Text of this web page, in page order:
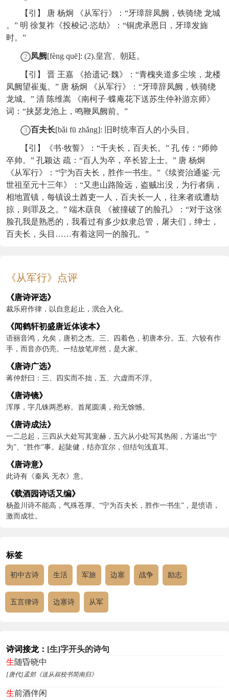
【引】 唐 杨炯 《从军行》：“牙璋辞凤阙，铁骑绕 龙城
。” 明 徐复祚《投梭记·恣劫》：“铜虎承恩日，牙璋发旆
时。”
2 凤阙[fèng quē]: (2).皇宫、朝廷。
【引】 晋 王嘉 《拾遗记·魏》：“青槐夹道多尘埃，龙楼
凤阙望崔嵬。” 唐 杨炯 《从军行》：“牙璋辞凤阙，铁骑绕
龙城。” 清 陈维嵩 《南柯子·蝶庵花下送苏生仲补游京师》
词：“挟瑟龙池上，鸣鞭凤阙前。”
3 百夫长[bǎi fū zhǎng]: 旧时统率百人的小头目。
【引】《书·牧誓》：“千夫长，百夫长。” 孔 传：“师帅
卒帅。” 孔颖达 疏：“百人为卒，卒长皆上士。” 唐 杨炯
《从军行》：“宁为百夫长，胜作一书生。”《续资治通鉴·元
世祖至元十三年》：“又患山路险远，盗贼出没，为行者病，
相地置镇，每镇设土酋吏一人，百夫长一人，往来者或遭劫
掠，则罪及之。” 端木蕻良 《被撞破了的脸孔》：“对于这张
脸孔我是熟悉的，我看过有多少奴隶总管，屠夫们，绅士，
百夫长，头目……有着这同一的脸孔。”
《从军行》点评
《唐诗评选》
裁乐府作律，以自意起止，泯合入化。
《闻鹤轩初盛唐近体读本》
语丽音鸿，允矣，唐初之杰。三、四着色，初唐本分。五、六较有作
手，而音亦仍亮。一结放笔岸然，是大家。
《唐诗广选》
蒋仲舒曰：三、四实而不拙，五、六虚而不浮。
《唐诗镜》
浑厚，字几铢两悉称。首尾圆满，殆无馀憾。
《唐诗成法》
一二总起，三四从大处写其宠赫，五六从小处写其热闹，方逼出“宁
为”、“胜作”事。起陡健，结亦宜尔，但结句浅直耳。
《唐诗意》
此诗有《秦风·无衣》意。
《载酒园诗话又编》
杨盈川诗不能高，气殊苍厚。“宁为百夫长，胜作一书生”，是愤语，
激而成壮。
标签
初中古诗 生活 军旅 边塞 战争 励志
五言律诗 边塞诗 从军
诗词接龙： [生]字开头的诗句
生随昏晓中
[唐代]孟郊《送从叔校书简南归》
生前酒伴闲